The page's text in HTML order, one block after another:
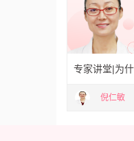
专家讲堂|为
倪仁敏